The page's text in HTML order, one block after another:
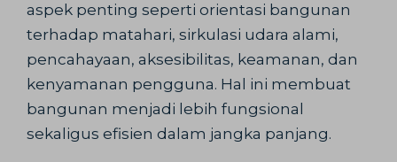
aspek penting seperti orientasi bangunan
terhadap matahari, sirkulasi udara alami,
pencahayaan, aksesibilitas, keamanan, dan
kenyamanan pengguna. Hal ini membuat
bangunan menjadi lebih fungsional
sekaligus efisien dalam jangka panjang.